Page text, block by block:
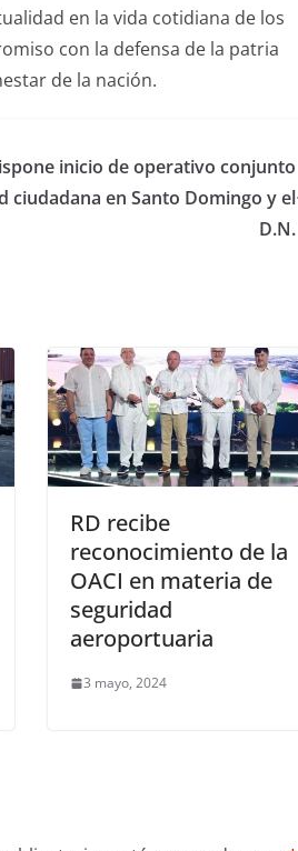
en la vida cotidiana de los
con la defensa de la patria
de la nación.
inicio de operativo conjunto
ciudadana en Santo Domingo y el
D.N.
RD recibe
reconocimiento de la
OACI en materia de
seguridad
aeroportuaria
3 mayo, 2024